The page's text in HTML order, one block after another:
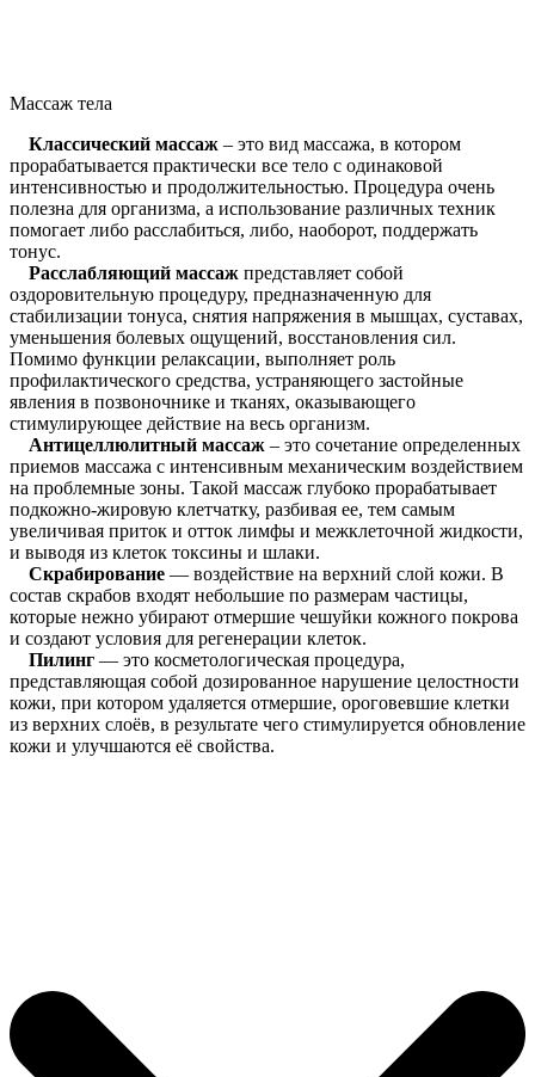
Массаж тела
Классический массаж – это вид массажа, в котором
прорабатывается практически все тело с одинаковой
интенсивностью и продолжительностью. Процедура очень
полезна для организма, а использование различных техник
помогает либо расслабиться, либо, наоборот, поддержать
тонус.
Расслабляющий массаж представляет собой
оздоровительную процедуру, предназначенную для
стабилизации тонуса, снятия напряжения в мышцах, суставах,
уменьшения болевых ощущений, восстановления сил.
Помимо функции релаксации, выполняет роль
профилактического средства, устраняющего застойные
явления в позвоночнике и тканях, оказывающего
стимулирующее действие на весь организм.
Антицеллюлитный массаж – это сочетание определенных
приемов массажа с интенсивным механическим воздействием
на проблемные зоны. Такой массаж глубоко прорабатывает
подкожно-жировую клетчатку, разбивая ее, тем самым
увеличивая приток и отток лимфы и межклеточной жидкости,
и выводя из клеток токсины и шлаки.
Скрабирование — воздействие на верхний слой кожи. В
состав скрабов входят небольшие по размерам частицы,
которые нежно убирают отмершие чешуйки кожного покрова
и создают условия для регенерации клеток.
Пилинг — это косметологическая процедура,
представляющая собой дозированное нарушение целостности
кожи, при котором удаляется отмершие, ороговевшие клетки
из верхних слоёв, в результате чего стимулируется обновление
кожи и улучшаются её свойства.